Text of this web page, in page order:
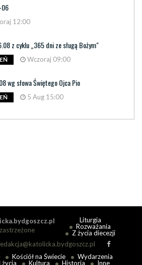
06
12:00
z cyklu „365 dni ze sługą Bożym"
Wczoraj 09:00
wg słowa Świętego Ojca Pio
5 Aug 15:00
Liturgia
Rozważania
Z życia diecezji
Kościół na Świecie
Wydarzenia
życia Kultura Historia Inne